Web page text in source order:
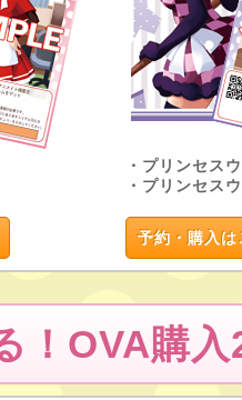
・プリンセス
・プリンセス
予約・購入は
！OVA購